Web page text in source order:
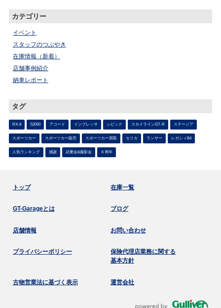
カテゴリー
イベント
スタッフのつぶやき
在庫情報（新着）
店舗事例紹介
納車レポート
タグ
RX-8 S2000 アコード インプレッサ シビック スカイラインGT-R ステージア
スポーツカー スポーツカー販売 スポーツカー買取 セリカ ランサー レガシィB4
人気ランキング 感謝 試乗会&撮影会 ６周年
トップ 在庫一覧
GT-Garageとは ブログ
店舗情報 お問い合わせ
プライバシーポリシー
保険代理店業務に関する
基本方針
古物営業法に基づく表示 運営会社